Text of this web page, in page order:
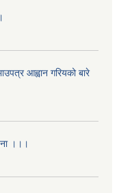
आह्वान गरियको बारे
।।।